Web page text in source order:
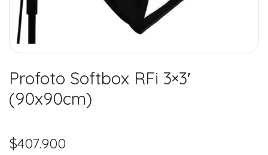
Profoto Softbox RFi 3×3′
(90x90cm)
$407.900